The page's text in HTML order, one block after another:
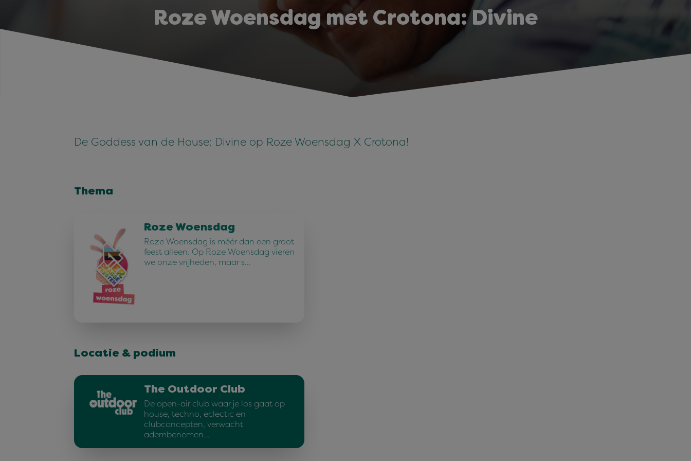
Roze Woensdag met Crotona: Divine
De Goddess van de House: Divine op Roze Woensdag X Crotona!
Thema
Roze Woensdag
Roze Woensdag is méér dan een groot
feest alleen. Op Roze Woensdag vieren
we onze vrijheden, maar s…
Locatie & podium
The Outdoor Club
De open-air club waar je los gaat op
house, techno, eclectic en
clubconcepten, verwacht
adembenemen…